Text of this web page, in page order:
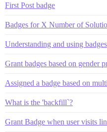
First Post badge
Badges for X Number of
Understanding and using badges
Grant badges based on gender
Assigned a badge based on
What is the 'backfill`?
Grant Badge when user visits